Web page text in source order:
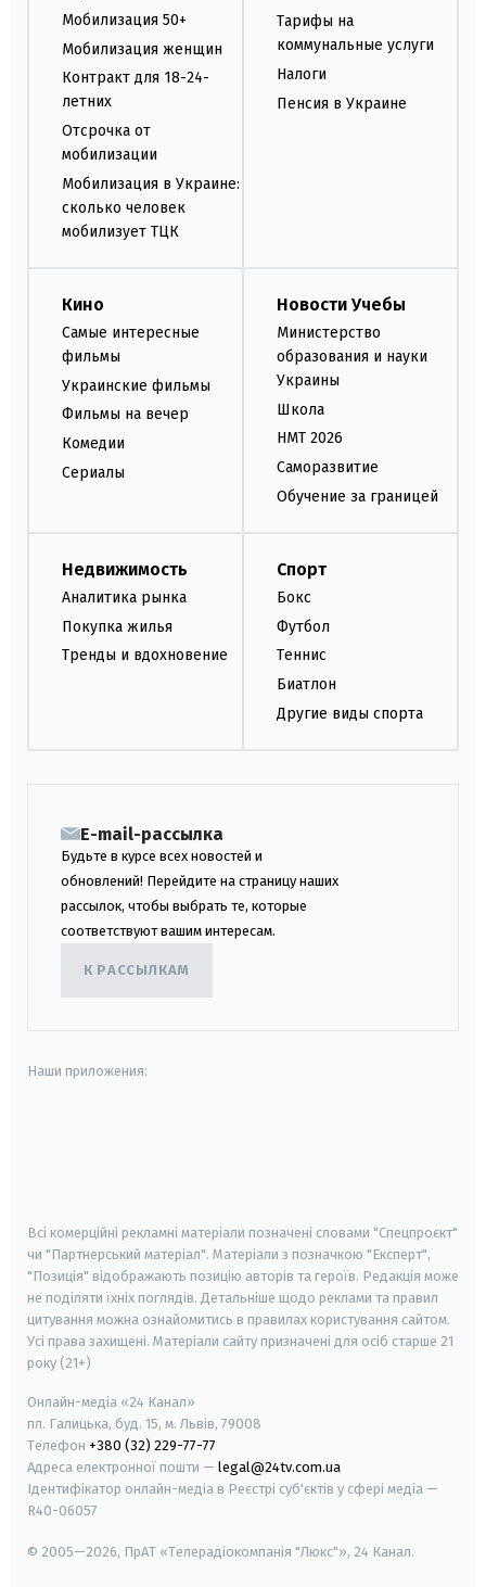
Мобилизация 50+
Мобилизация женщин
Контракт для 18-24-
летних
Отсрочка от
мобилизации
Мобилизация в Украине:
сколько человек
мобилизует ТЦК
Тарифы на
коммунальные услуги
Налоги
Пенсия в Украине
Кино
Самые интересные
фильмы
Украинские фильмы
Фильмы на вечер
Комедии
Сериалы
Новости Учебы
Министерство
образования и науки
Украины
Школа
НМТ 2026
Саморазвитие
Обучение за границей
Недвижимость
Аналитика рынка
Покупка жилья
Тренды и вдохновение
Спорт
Бокс
Футбол
Теннис
Биатлон
Другие виды спорта
E-mail-рассылка
Будьте в курсе всех новостей и
обновлений! Перейдите на страницу наших
рассылок, чтобы выбрать те, которые
соответствуют вашим интересам.
К РАССЫЛКАМ
Наши приложения:
Всі комерційні рекламні матеріали позначені словами "Спецпроєкт"
чи "Партнерський матеріал". Матеріали з позначкою "Експерт",
"Позиція" відображають позицію авторів та героїв. Редакція може
не поділяти їхніх поглядів. Детальніше щодо реклами та правил
цитування можна ознайомитись в правилах користування сайтом.
Усі права захищені. Матеріали сайту призначені для осіб старше 21
року (21+)
Онлайн-медіа «24 Канал»
пл. Галицька, буд. 15, м. Львів, 79008
Телефон +380 (32) 229-77-77
Адреса електронної пошти — legal@24tv.com.ua
Ідентифікатор онлайн-медіа в Реєстрі суб'єктів у сфері медіа —
R40-06057
© 2005—2026, ПрАТ «Телерадіокомпанія "Люкс"», 24 Канал.